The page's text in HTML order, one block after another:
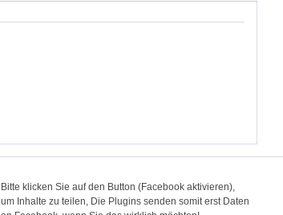
Bitte klicken Sie auf den Button (Facebook aktivieren),
um Inhalte zu teilen, Die Plugins senden somit erst Daten